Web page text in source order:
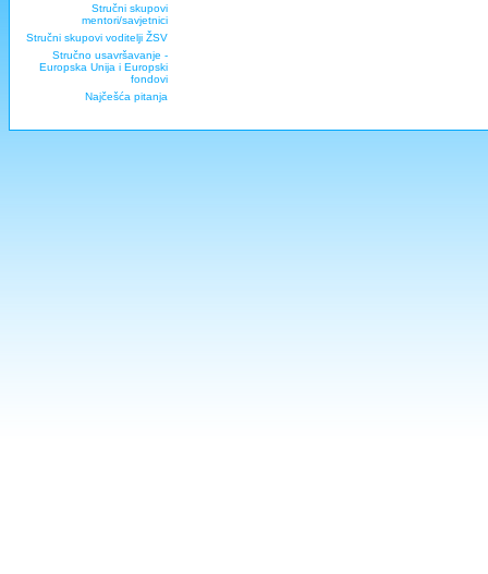
Stručni skupovi
mentori/savjetnici
Stručni skupovi voditelji ŽSV
Stručno usavršavanje -
Europska Unija i Europski
fondovi
Najčešća pitanja